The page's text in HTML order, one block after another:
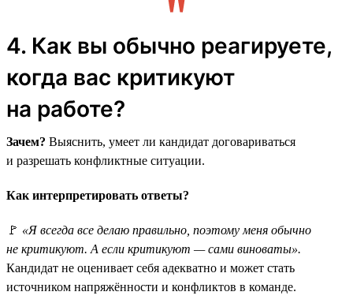
4. Как вы обычно реагируете,
когда вас критикуют
на работе?
Зачем? Выяснить, умеет ли кандидат договариваться
и разрешать конфликтные ситуации.
Как интерпретировать ответы?
🚩 «Я всегда все делаю правильно, поэтому меня обычно
не критикуют. А если критикуют — сами виноваты».
Кандидат не оценивает себя адекватно и может стать
источником напряжённости и конфликтов в команде.